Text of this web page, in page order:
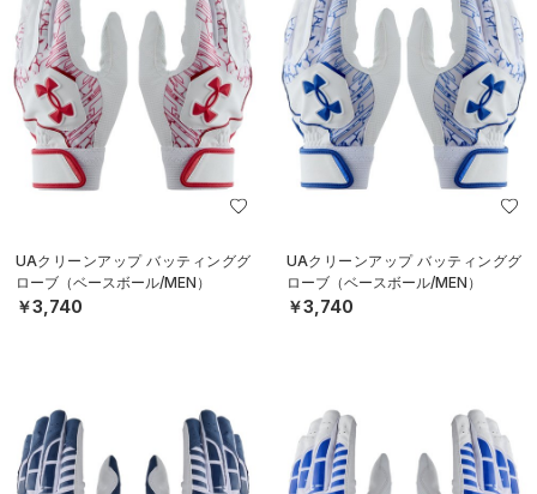
UAクリーンアップ バッティンググ
ローブ（ベースボール/MEN）
￥3,740
UAクリーンアップ バッティンググ
ローブ（ベースボール/MEN）
￥3,740